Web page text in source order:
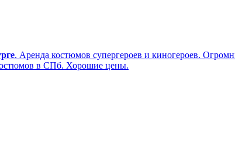
. Аренда костюмов супергероев и киногероев.
в СПб. Хорошие цены.